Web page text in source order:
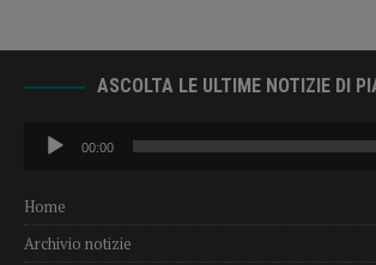
ASCOLTA LE ULTIME NOTIZIE DI
Audio
Player
00:00
Home
Archivio notizie